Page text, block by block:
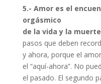
5.- Amor es el
orgásmico
de la vida y la
pasos que deben
y ahora, porque el
el “aquí-ahora”. No
el pasado. El segundo